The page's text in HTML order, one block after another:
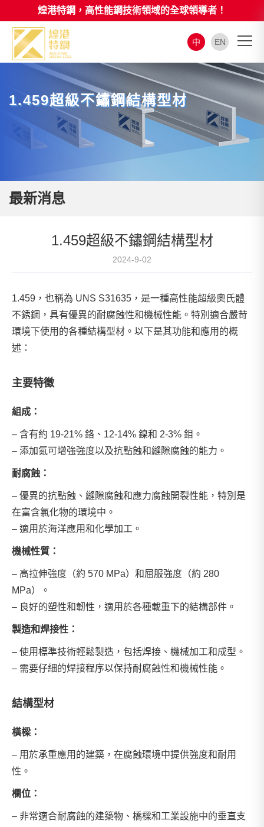
煌港特鋼，高性能鋼技術領域的全球領導者！
中 EN
1.459超級不鏽鋼結構型材
最新消息
1.459超級不鏽鋼結構型材
2024-9-02
1.459，也稱為 UNS S31635，是一種高性能超級奧氏體
不銹鋼，具有優異的耐腐蝕性和機械性能。特別適合嚴苛
環境下使用的各種結構型材。以下是其功能和應用的概
述：
主要特徵
組成：
– 含有約 19-21% 鉻、12-14% 鎳和 2-3% 鉬。
– 添加氮可增強強度以及抗點蝕和縫隙腐蝕的能力。
耐腐蝕：
– 優異的抗點蝕、縫隙腐蝕和應力腐蝕開裂性能，特別是
在富含氯化物的環境中。
– 適用於海洋應用和化學加工。
機械性質：
– 高拉伸強度（約 570 MPa）和屈服強度（約 280
MPa）。
– 良好的塑性和韌性，適用於各種載重下的結構部件。
製造和焊接性：
– 使用標準技術輕鬆製造，包括焊接、機械加工和成型。
– 需要仔細的焊接程序以保持耐腐蝕性和機械性能。
結構型材
橫樑：
– 用於承重應用的建築，在腐蝕環境中提供強度和耐用
性。
欄位：
– 非常適合耐腐蝕的建築物、橋樑和工業設施中的垂直支